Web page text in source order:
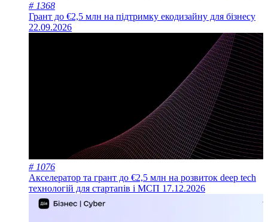
# 1368
Грант до €2,5 млн на підтримку екодизайну для бізнесу
22.09.2026
# 1076
Акселератор та грант до €2,5 млн на розвиток deep tech
технологій для стартапів і МСП 17.12.2026